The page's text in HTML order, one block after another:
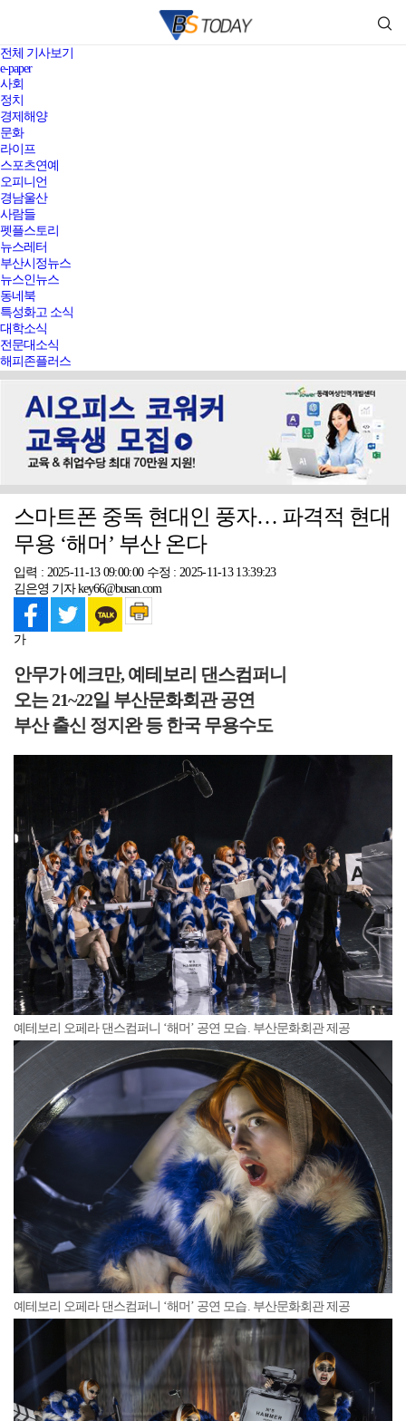
전체 기사보기
e-paper
사회
정치
경제해양
문화
라이프
스포츠연예
오피니언
경남울산
사람들
펫플스토리
뉴스레터
부산시정뉴스
뉴스인뉴스
동네북
특성화고 소식
대학소식
전문대소식
해피존플러스
스마트폰 중독 현대인 풍자… 파격적 현대
무용 ‘해머’ 부산 온다
입력 : 2025-11-13 09:00:00 수정 : 2025-11-13 13:39:23
김은영 기자 key66@busan.com
가
안무가 에크만, 예테보리 댄스컴퍼니
오는 21~22일 부산문화회관 공연
부산 출신 정지완 등 한국 무용수도
예테보리 오페라 댄스컴퍼니 ‘해머’ 공연 모습. 부산문화회관 제공
예테보리 오페라 댄스컴퍼니 ‘해머’ 공연 모습. 부산문화회관 제공